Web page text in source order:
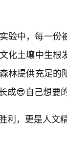
验中，每一份
化土壤中生
林提供充足
成😎自己想要
利，更是人文